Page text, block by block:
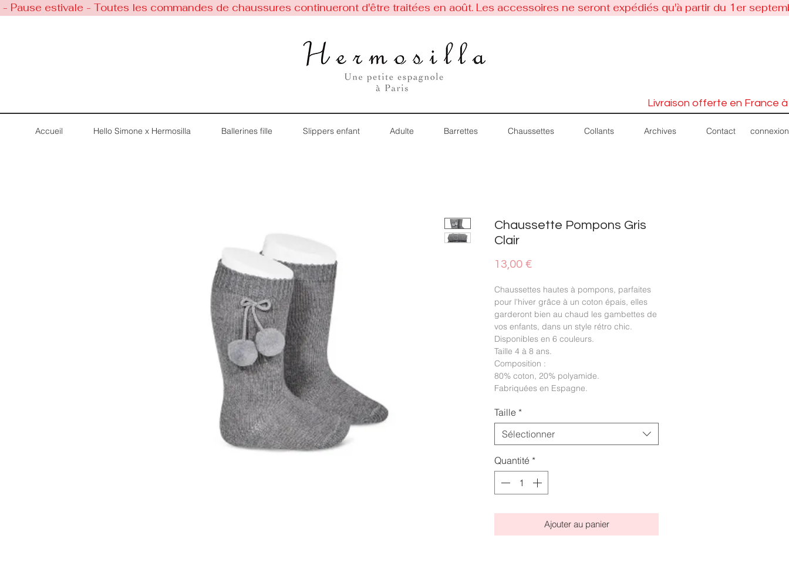
- Pause estivale - Toutes les commandes de chaussures continueront d'être traitées en août. Les accessoires ne seront expédiés qu'à partir du 1er
connexion
Accueil Hello Simone x Hermosilla Ballerines fille Slippers enfant Adulte Barrettes Chaussettes Collants Archives Contact
Livraison offerte en France
Chaussette Pompons Gris
Clair
13,00 €Prix
Chaussettes hautes à pompons, parfaites
pour l'hiver grâce à un coton épais, elles
garderont bien au chaud les gambettes de
vos enfants, dans un style rétro chic.
Disponibles en 6 couleurs.
Taille 4 à 8 ans.
Composition :
80% coton, 20% polyamide.
Fabriquées en Espagne.
Taille *
Sélectionner
Quantité *
Ajouter au panier